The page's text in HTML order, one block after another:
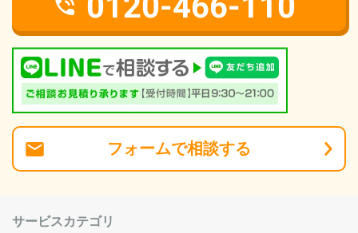
フォームで相談する
サービスカテゴリ